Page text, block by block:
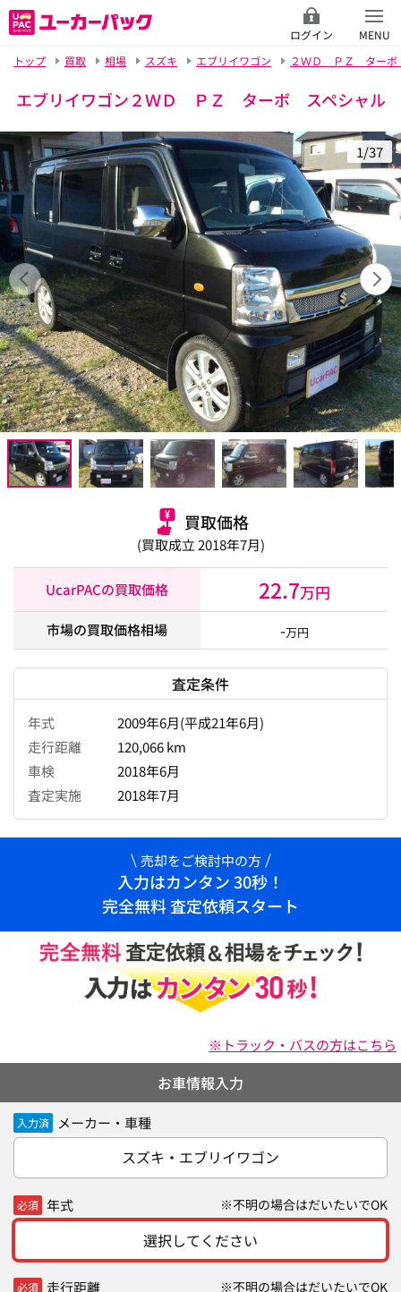
ログイン
MENU
トップ
買取 相場 スズキ エブリイワゴン ２ＷＤ ＰＺ ターボ
エブリイワゴン２ＷＤ ＰＺ ターボ スペシャル
1/37
買取価格
(買取成立 2018年7月)
UcarPACの買取価格 22.7万円
市場の買取価格相場 -万円
査定条件
年式
2009年6月(平成21年6月)
走行距離
120,066 km
車検
2018年6月
査定実施
2018年7月
売却をご検討中の方
入力はカンタン 30秒！
完全無料 査定依頼スタート
※トラック・バスの方はこちら
お車情報入力
入力済 メーカー・車種
スズキ・エブリイワゴン
必須 年式 ※不明の場合はだいたいでOK
選択してください
必須 走行距離 ※不明の場合はだいたいでOK